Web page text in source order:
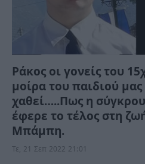
Ράκος οι γονείς του
μοίρα του παιδιού
χαθεί…..Πως η
έφερε το τέλος στη
Μπάμπη.
Τε, 21 Σεπ 2022 21:01